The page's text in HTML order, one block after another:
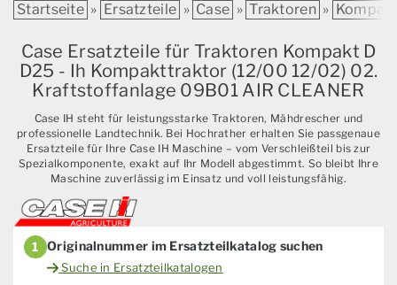
Startseite » Ersatzteile » Case » Traktoren »
Case Ersatzteile für Traktoren Kompakt D
D25 - Ih Kompakttraktor (12/00 12/02) 02.
Kraftstoffanlage 09B01 AIR CLEANER
Case IH steht für leistungsstarke Traktoren, Mähdrescher und
professionelle Landtechnik. Bei Hochrather erhalten Sie passgenaue
Ersatzteile für Ihre Case IH Maschine – vom Verschleißteil bis zur
Spezialkomponente, exakt auf Ihr Modell abgestimmt. So bleibt Ihre
Maschine zuverlässig im Einsatz und voll leistungsfähig.
1 Originalnummer im Ersatzteilkatalog suchen
Suche in Ersatzteilkatalogen